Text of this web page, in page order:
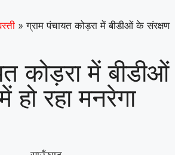
युवा शक्ति को समर्पित करेंगे अमन | वरिष्ठ
डॉ. सत्यवीर सिंह को समग्र शिक्षा
के जिला समन्वयक का प्रभार | गिनीज
रिकॉर्ड की खुशी से गूंजा माय भारत केंद्र, युवाओं
यह हमारी पीढ़ी की उपलब्धि
» ग्राम पंचायत कोड़रा में बीडीओं के संरक्षण
कोड़रा में बीडीओं
रहा मनरेगा